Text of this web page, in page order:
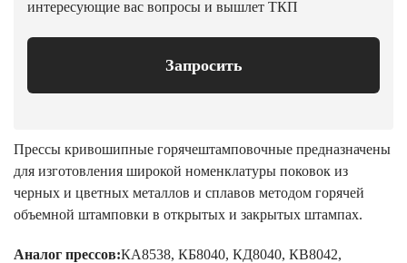
интересующие вас вопросы и вышлет ТКП
Запросить
Прессы кривошипные горячештамповочные предназначены
для изготовления широкой номенклатуры поковок из
черных и цветных металлов и сплавов методом горячей
объемной штамповки в открытых и закрытых штампах.
Аналог прессов:КА8538, КБ8040, КД8040, КВ8042,